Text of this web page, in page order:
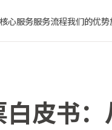
核心服务服务流程我们的优势
皮书：